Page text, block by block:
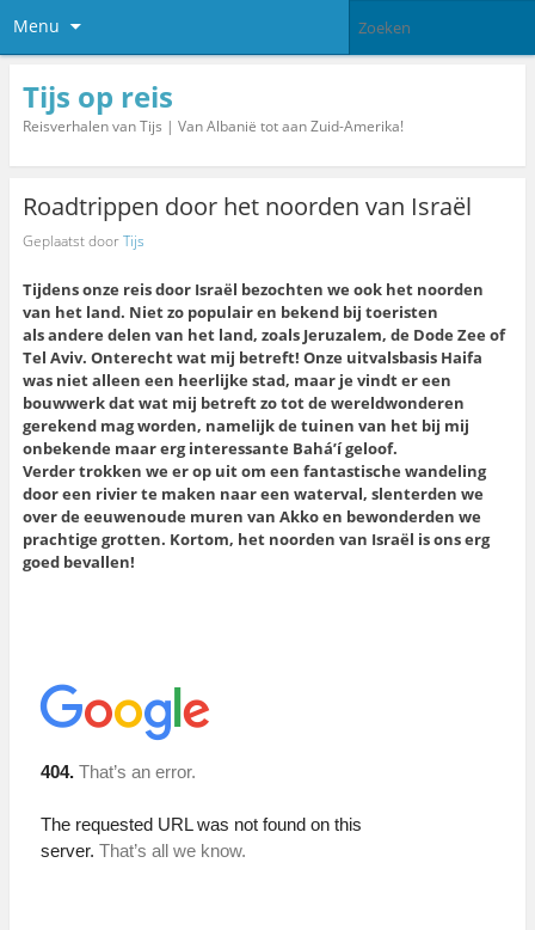
Menu
Tijs op reis
Reisverhalen van Tijs | Van Albanië tot aan Zuid-Amerika!
Roadtrippen door het noorden van Israël
Geplaatst doorTijs
Tijdens onze reis door Israël bezochten we ook het noorden
van het land. Niet zo populair en bekend bij toeristen
als andere delen van het land, zoals Jeruzalem, de Dode Zee of
Tel Aviv. Onterecht wat mij betreft! Onze uitvalsbasis Haifa
was niet alleen een heerlijke stad, maar je vindt er een
bouwwerk dat wat mij betreft zo tot de wereldwonderen
gerekend mag worden, namelijk de tuinen van het bij mij
onbekende maar erg interessante Bahá’í geloof.
Verder trokken we er op uit om een fantastische wandeling
door een rivier te maken naar een waterval, slenterden we
over de eeuwenoude muren van Akko en bewonderden we
prachtige grotten. Kortom, het noorden van Israël is ons erg
goed bevallen!